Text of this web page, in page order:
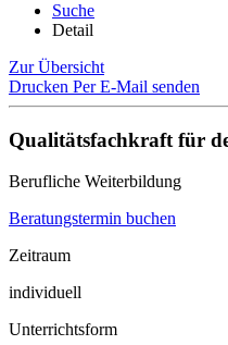
Suche
Detail
Zur Übersicht
Drucken Per E-Mail senden
Qualitätsfachkraft für
Berufliche Weiterbildung
Beratungstermin buchen
Zeitraum
individuell
Unterrichtsform